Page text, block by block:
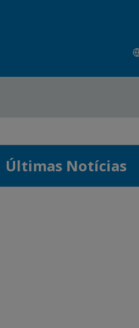
Últimas Notícias